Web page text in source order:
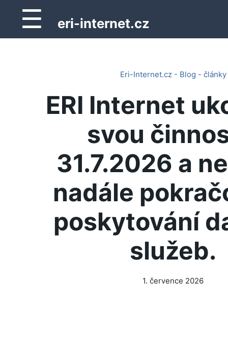
☰ eri-internet.cz
Eri-Internet.cz - Blog - články
ERI Internet
svou
31.7.2026 a
nadále
poskytování
služeb.
1. července 2026